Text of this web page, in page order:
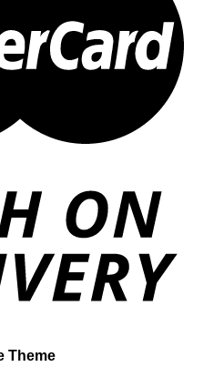
Theme